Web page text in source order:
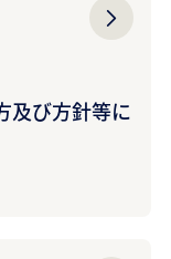
及び方針等に